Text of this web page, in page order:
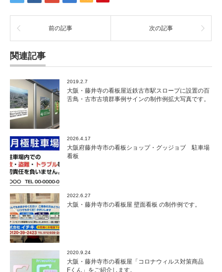
前の記事 次の記事
関連記事
2019.2.7
大阪・藤井寺の看板屋近鉄古市駅スロープに設置の百
舌鳥・古市古墳群事例サインの制作例拡大写真です。
2026.4.17
大阪府藤井寺市の看板ショップ・グッジョブ 駐車場
看板
2022.6.27
大阪・藤井寺市の看板屋 壁面看板 の制作例です。
2020.9.24
大阪・藤井寺市の看板屋「コロナウィルス対策商品
Fくん」をご紹介します。